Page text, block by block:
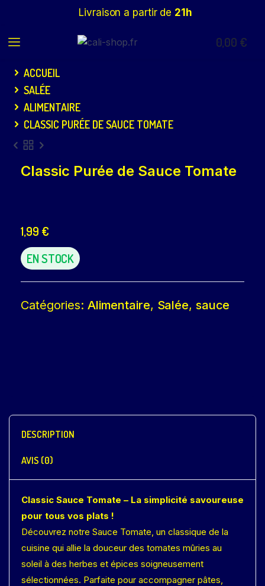
Livraison a partir de 21h
0,00 €
ACCUEIL
SALÉE
ALIMENTAIRE
CLASSIC PURÉE DE SAUCE TOMATE
Classic Purée de Sauce Tomate
1,99 €
EN STOCK
Catégories: Alimentaire, Salée, sauce
DESCRIPTION
AVIS (0)
Classic Sauce Tomate – La simplicité savoureuse
pour tous vos plats !
Découvrez notre Sauce Tomate, un classique de la
cuisine qui allie la douceur des tomates mûries au
soleil à des herbes et épices soigneusement
sélectionnées. Parfaite pour accompagner pâtes,